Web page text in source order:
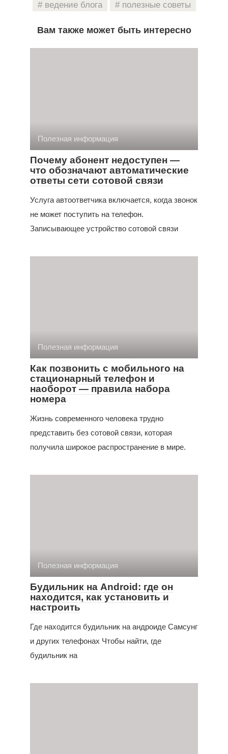
ведение блога полезные советы
Вам также может быть интересно
Полезная информация
Почему абонент недоступен —
что обозначают автоматические
ответы сети сотовой связи
Услуга автоответчика включается, когда звонок
не может поступить на телефон.
Записывающее устройство сотовой связи
Полезная информация
Как позвонить с мобильного на
стационарный телефон и
наоборот — правила набора
номера
Жизнь современного человека трудно
представить без сотовой связи, которая
получила широкое распространение в мире.
Полезная информация
Будильник на Android: где он
находится, как установить и
настроить
Где находится будильник на андроиде Самсунг
и других телефонах Чтобы найти, где
будильник на